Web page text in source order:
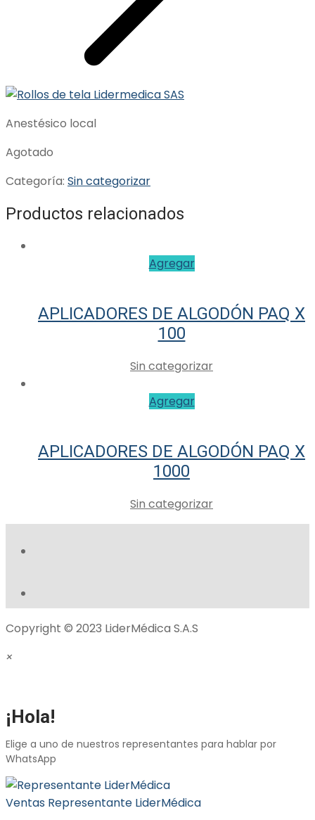
Anestésico local
Agotado
Categoría: Sin categorizar
Productos relacionados
Agregar
APLICADORES DE ALGODÓN PAQ X
100
Sin categorizar
Agregar
APLICADORES DE ALGODÓN PAQ X
1000
Sin categorizar
Copyright © 2023 LiderMédica S.A.S
×
¡Hola!
Elige a uno de nuestros representantes para hablar por
WhatsApp
Ventas Representante LiderMédica